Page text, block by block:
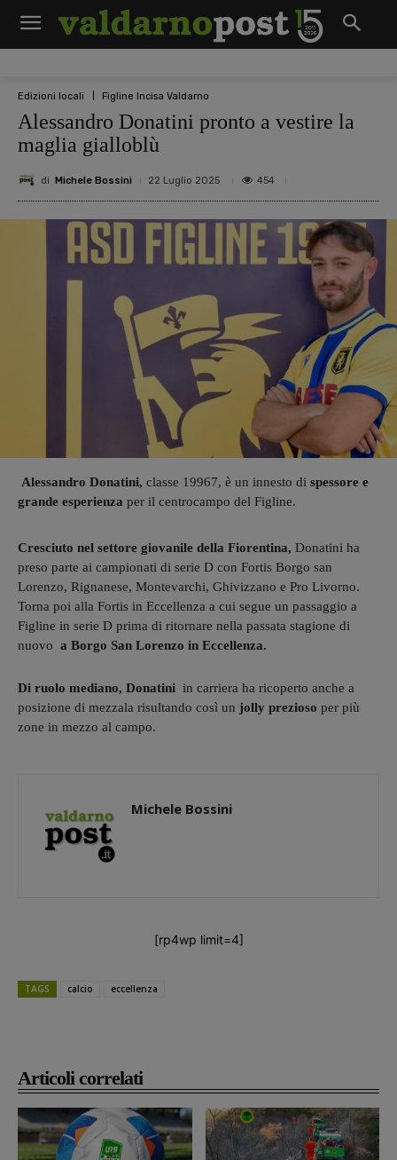
Edizioni locali Figline Incisa Valdarno
Alessandro Donatini pronto a vestire la
maglia gialloblù
di Michele Bossini 22 Luglio 2025 454
Articoli correlati
Alessandro Donatini, classe 19967, è un innesto di spessore e
grande esperienza per il centrocampo del Figline.
Cresciuto nel settore giovanile della Fiorentina, Donatini ha
preso parte ai campionati di serie D con Fortis Borgo san
Lorenzo, Rignanese, Montevarchi, Ghivizzano e Pro Livorno.
Torna poi alla Fortis in Eccellenza a cui segue un passaggio a
Figline in serie D prima di ritornare nella passata stagione di
nuovo a Borgo San Lorenzo in Eccellenza.
Di ruolo mediano, Donatini
in carriera ha ricoperto anche a
posizione di mezzala risultando così un jolly prezioso per più
zone in mezzo al campo.
Michele Bossini
[rp4wp limit=4]
TAGS calcio eccellenza